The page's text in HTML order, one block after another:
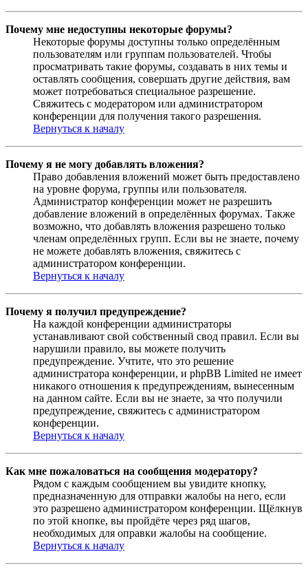
Почему мне недоступны некоторые форумы?
Некоторые форумы доступны только определённым
пользователям или группам пользователей. Чтобы
просматривать такие форумы, создавать в них темы и
оставлять сообщения, совершать другие действия, вам
может потребоваться специальное разрешение.
Свяжитесь с модератором или администратором
конференции для получения такого разрешения.
Вернуться к началу
Почему я не могу добавлять вложения?
Право добавления вложений может быть предоставлено
на уровне форума, группы или пользователя.
Администратор конференции может не разрешить
добавление вложений в определённых форумах. Также
возможно, что добавлять вложения разрешено только
членам определённых групп. Если вы не знаете, почему
не можете добавлять вложения, свяжитесь с
администратором конференции.
Вернуться к началу
Почему я получил предупреждение?
На каждой конференции администраторы
устанавливают свой собственный свод правил. Если вы
нарушили правило, вы можете получить
предупреждение. Учтите, что это решение
администратора конференции, и phpBB Limited не имеет
никакого отношения к предупреждениям, вынесенным
на данном сайте. Если вы не знаете, за что получили
предупреждение, свяжитесь с администратором
конференции.
Вернуться к началу
Как мне пожаловаться на сообщения модератору?
Рядом с каждым сообщением вы увидите кнопку,
предназначенную для отправки жалобы на него, если
это разрешено администратором конференции. Щёлкнув
по этой кнопке, вы пройдёте через ряд шагов,
необходимых для оправки жалобы на сообщение.
Вернуться к началу